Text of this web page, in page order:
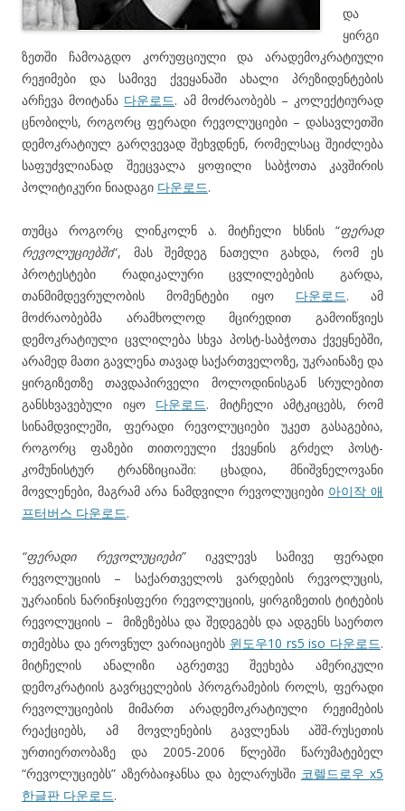
და
ყირგი
ზეთში ჩამოაგდო კორუფციული და არადემოკრატიული
რეჟიმები და სამივე ქვეყანაში ახალი პრეზიდენტების
არჩევა მოიტანა 다운로드. ამ მოძრაობებს – კოლექტიურად
ცნობილს, როგორც ფერადი რევოლუციები – დასავლეთში
დემოკრატიულ გარღვევად შეხვდნენ, რომელსაც შეიძლება
საფუძვლიანად შეეცვალა ყოფილი საბჭოთა კავშირის
პოლიტიკური ნიადაგი 다운로드.
თუმცა როგორც ლინკოლნ ა. მიტჩელი ხსნის “ფერად
რევოლუციებში“, მას შემდეგ ნათელი გახდა, რომ ეს
პროტესტები რადიკალური ცვლილებების გარდა,
თანმიმდევრულობის მომენტები იყო 다운로드. ამ
მოძრაობებმა არამხოლოდ მცირედით გამოიწვიეს
დემოკრატიული ცვლილება სხვა პოსტ-საბჭოთა ქვეყნებში,
არამედ მათი გავლენა თავად საქართველოზე, უკრაინაზე და
ყირგიზეთზე თავდაპირველი მოლოდინისგან სრულებით
განსხვავებული იყო 다운로드. მიტჩელი ამტკიცებს, რომ
სინამდვილეში, ფერადი რევოლუციები უკეთ გასაგებია,
როგორც ფაზები თითოეული ქვეყნის გრძელ პოსტ-
კომუნისტურ ტრანზიციაში: ცხადია, მნიშვნელოვანი
მოვლენები, მაგრამ არა ნამდვილი რევოლუციები 아이작 애
프터버스 다운로드.
“ფერადი რევოლუციები”იკვლევს სამივე ფერადი
რევოლუციის – საქართველოს ვარდების რევოლუცის,
უკრაინის ნარინჯისფერი რევოლუციის, ყირგიზეთის ტიტების
რევოლუციის – მიზეზებსა და შედეგებს და ადგენს საერთო
თემებსა და ეროვნულ ვარიაციებს 윈도우10 rs5 iso 다운로드.
მიტჩელის ანალიზი აგრეთვე შეეხება ამერიკული
დემოკრატიის გავრცელების პროგრამების როლს, ფერადი
რევოლუციების მიმართ არადემოკრატიული რეჟიმების
რეაქციებს, ამ მოვლენების გავლენას აშშ-რუსეთის
ურთიერთობაზე და 2005-2006 წლებში წარუმატებელ
“რევოლუციებს” აზერბაიჯანსა და ბელარუსში 코렐드로우 x5
한글판 다운로드.